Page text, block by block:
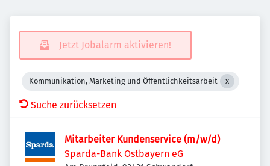
Jetzt Jobalarm aktivieren!
Kommunikation, Marketing und Öffentlichkeitsarbeit
Suche zurücksetzen
Mitarbeiter Kundenservice (m/w/d)
Sparda-Bank Ostbayern eG